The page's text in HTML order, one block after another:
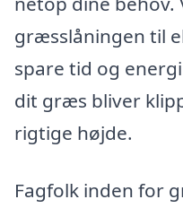
græsslåningen til
spare tid og
dit græs bliver
rigtige højde.
Fagfolk inden for